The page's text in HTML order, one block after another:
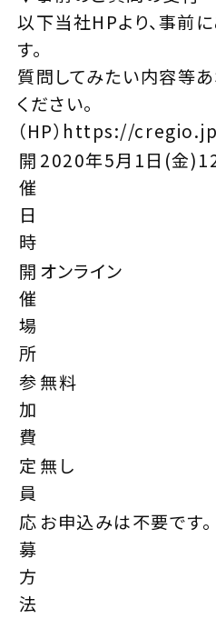
以下当社HPより、事前
す。
質問してみたい内容等
ください。
（HP） https://
開
催
日
時
2020年5月1日(金
開
催
場
所
オンライン
参
加
費
無料
定
員
無し
応
募
方
法
お申込みは不要です。